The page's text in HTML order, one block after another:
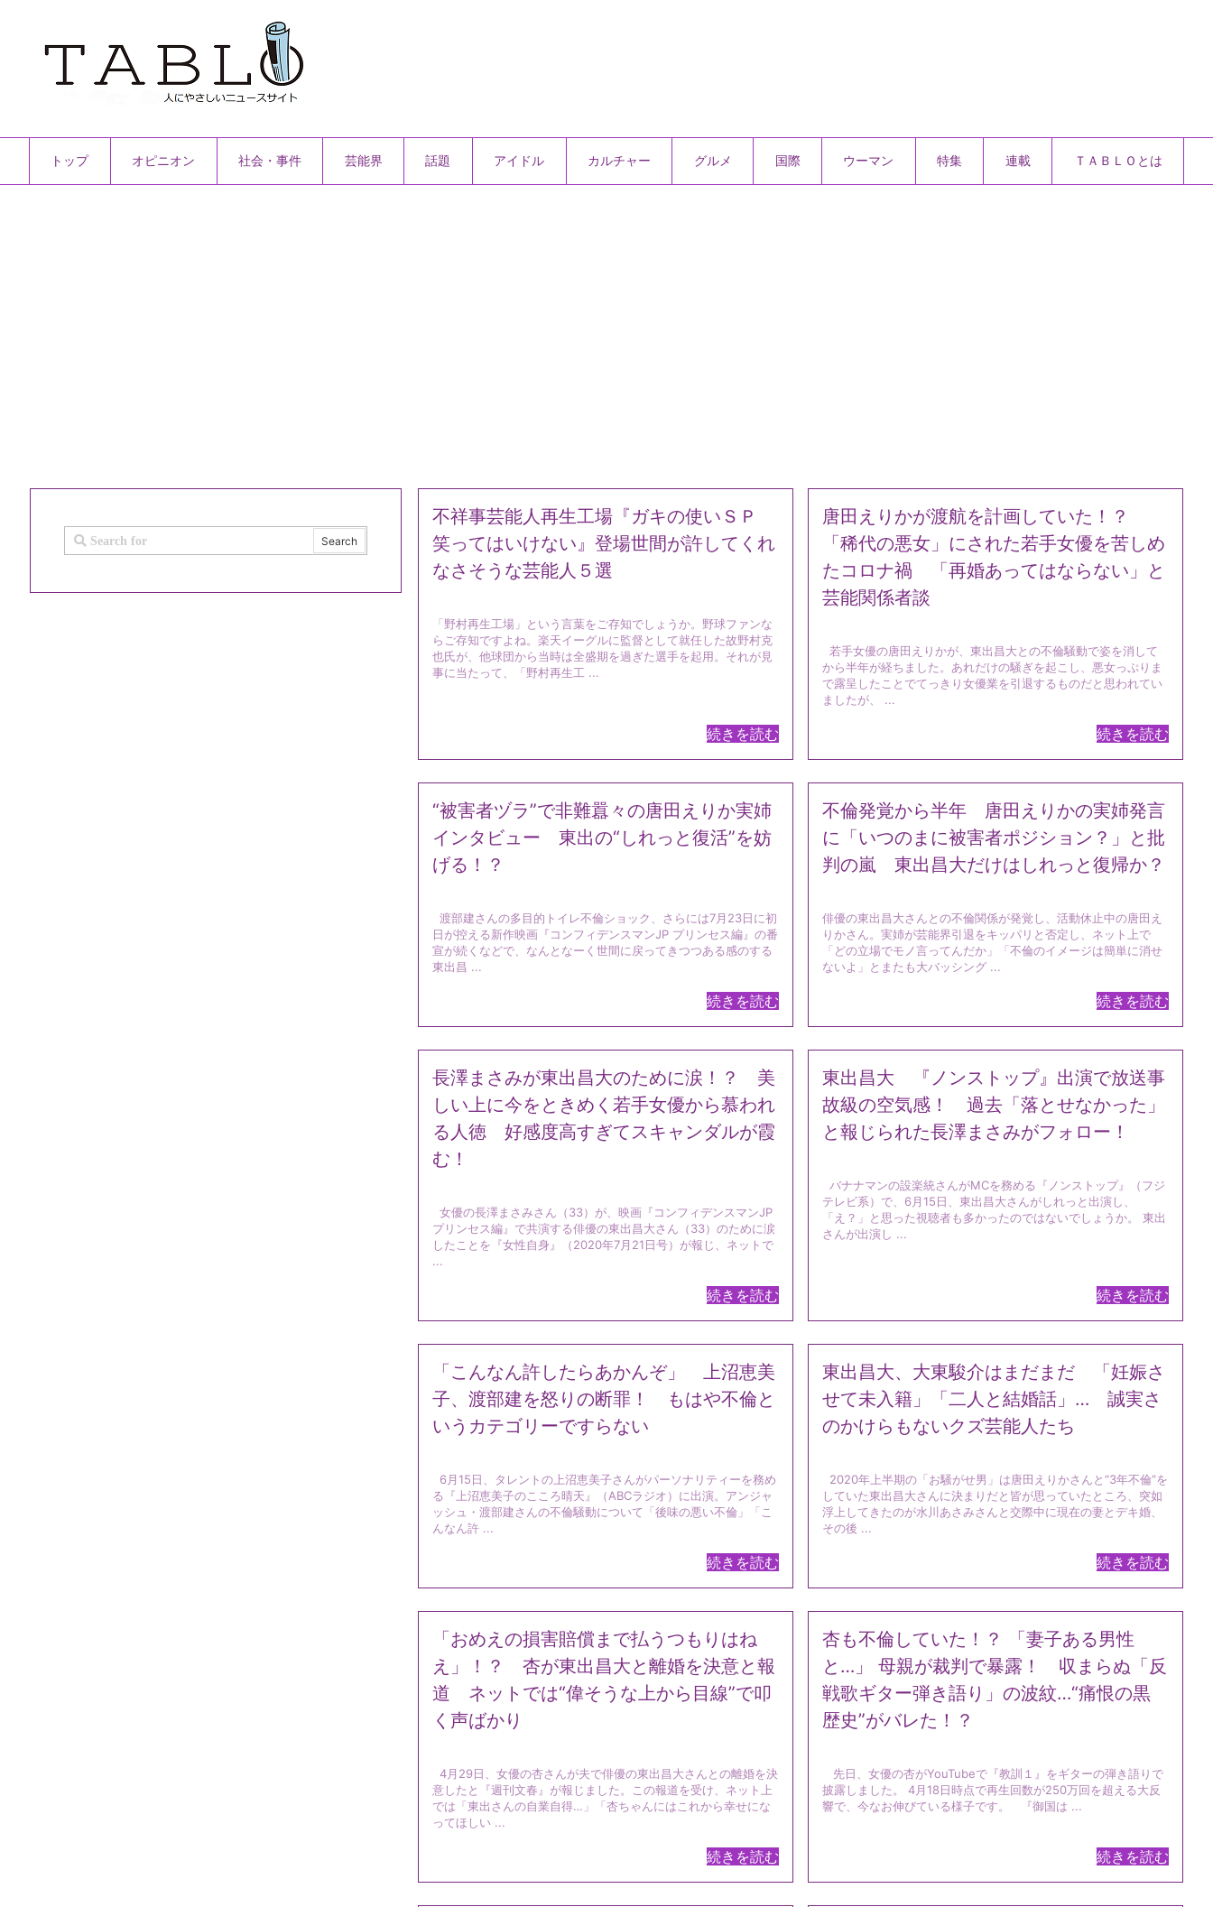
トップ オピニオン 社会・事件 芸能界 話題 アイドル カルチャー グルメ 国際 ウーマン 特集 連載 ＴＡＢＬＯとは
不祥事芸能人再生工場『ガキの使いＳＰ
笑ってはいけない』登場世間が許してくれ
なさそうな芸能人５選
「野村再生工場」という言葉をご存知でしょうか。野球ファンな
らご存知ですよね。楽天イーグルに監督として就任した故野村克
也氏が、他球団から当時は全盛期を過ぎた選手を起用。それが見
事に当たって、「野村再生工 ...
続きを読む
唐田えりかが渡航を計画していた！？
「稀代の悪女」にされた若手女優を苦しめ
たコロナ禍 「再婚あってはならない」と
芸能関係者談
若手女優の唐田えりかが、東出昌大との不倫騒動で姿を消して
から半年が経‍ちました。あれだけの騒ぎを起こし、悪女っぷりま
で露呈したことでてっきり‍女優業を引退するものだと思われてい
ましたが、 ...
続きを読む
“被害者ヅラ”で非難囂々の唐田えりか実姉
インタビュー 東出の“しれっと復活”を妨
げる！？
渡部建さんの多目的トイレ不倫ショック、さらには7月23日に初
日が控える新作映画『コンフィデンスマンJP プリンセス編』の番
宣が続くなどで、なんとなーく世間に戻ってきつつある感のする
東出昌 ...
続きを読む
不倫発覚から半年 唐田えりかの実姉発言
に「いつのまに被害者ポジション？」と批
判の嵐 東出昌大だけはしれっと復帰か？
俳優の東出昌大さんとの不倫関係が発覚し、活動休止中の唐田え
りかさん。実姉が芸能界引退をキッパリと否定し、ネット上で
「どの立場でモノ言ってんだか」「不倫のイメージは簡単に消せ
ないよ」とまたも大バッシング ...
続きを読む
長澤まさみが東出昌大のために涙！？ 美
しい上に今をときめく若手女優から慕われ
る人徳 好感度高すぎてスキャンダルが霞
む！
女優の長澤まさみさん（33）が、映画『コンフィデンスマンJP
プリンセス編』で共演する俳優の東出昌大さん（33）のために涙
したことを『女性自身』（2020年7月21日号）が報じ、ネットで
...
続きを読む
東出昌大 『ノンストップ』出演で放送事
故級の空気感！ 過去「落とせなかった」
と報じられた長澤まさみがフォロー！
バナナマンの設楽統さんがMCを務める『ノンストップ』（フジ
テレビ系）で、6月15日、東出昌大さんがしれっと出演し、
「え？」と思った視聴者も多かったのではないでしょうか。 東出
さんが出演し ...
続きを読む
「こんなん許したらあかんぞ」 上沼恵美
子、渡部建を怒りの断罪！ もはや不倫と
いうカテゴリーですらない
6月15日、タレントの上沼恵美子さんがパーソナリティーを務め
る『上沼恵美子のこころ晴天』（ABCラジオ）に出演。アンジャ
ッシュ・渡部建さんの不倫騒動について「後味の悪い不倫」「こ
んなん許 ...
続きを読む
東出昌大、大東駿介はまだまだ 「妊娠さ
せて未入籍」「二人と結婚話」… 誠実さ
のかけらもないクズ芸能人たち
2020年上半期の「お騒がせ男」は唐田えりかさんと“3年不倫”を
していた東出昌大さんに決まりだと皆が思っていたところ、突如
浮上してきたのが水川あさみさんと交際中に現在の妻とデキ婚、
その後 ...
続きを読む
「おめえの損害賠償まで払うつもりはね
え」！？ 杏が東出昌大と離婚を決意と報
道 ネットでは“偉そうな上から目線”で叩
く声ばかり
4月29日、女優の杏さんが夫で俳優の東出昌大さんとの離婚を決
意したと『週刊文春』が報じました。この報道を受け、ネット上
では「東出さんの自業自得…」「杏ちゃんにはこれから幸せにな
ってほしい ...
続きを読む
杏も不倫していた！？ 「妻子ある男性
と…」 母親が裁判で暴露！ 収まらぬ「反
戦歌ギター弾き語り」の波紋…“痛恨の黒
歴史”がバレた！？
先日、女優の杏がYouTubeで『教訓１』をギターの弾き語りで
披露しました。 4月18日時点で再生回数が250万回を超える大反
響で、今なお伸びている様子です。 『御国は ...
続きを読む